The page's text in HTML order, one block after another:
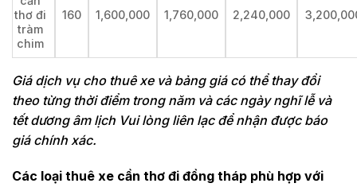
thơ đi
tràm
chim
160 1,600,000 1,760,000 2,240,000
Giá dịch vụ cho thuê xe và bảng giá có thể thay đổi
theo từng thời điểm trong năm và các ngày nghĩ lễ và
tết dương âm lịch Vui lòng liên lạc để nhận được báo
giá chính xác.
Các loại thuê xe cần thơ đi đồng tháp phù hợp với